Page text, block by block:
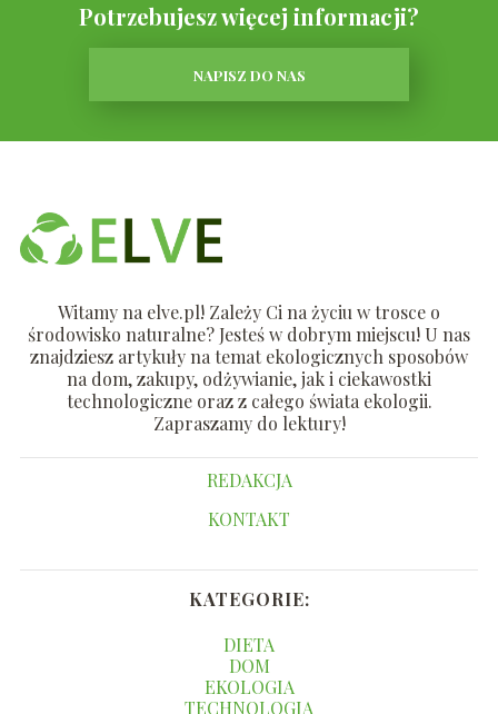
Potrzebujesz więcej informacji?
NAPISZ DO NAS
Witamy na elve.pl! Zależy Ci na życiu w trosce o
środowisko naturalne? Jesteś w dobrym miejscu! U nas
znajdziesz artykuły na temat ekologicznych sposobów
na dom, zakupy, odżywianie, jak i ciekawostki
technologiczne oraz z całego świata ekologii.
Zapraszamy do lektury!
REDAKCJA
KONTAKT
KATEGORIE:
DIETA
DOM
EKOLOGIA
TECHNOLOGIA